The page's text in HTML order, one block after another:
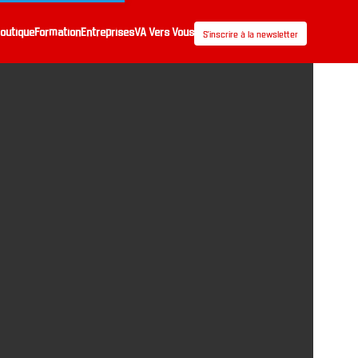
FormationEntreprisesVA Vers Vous S’inscrire à la newsletter